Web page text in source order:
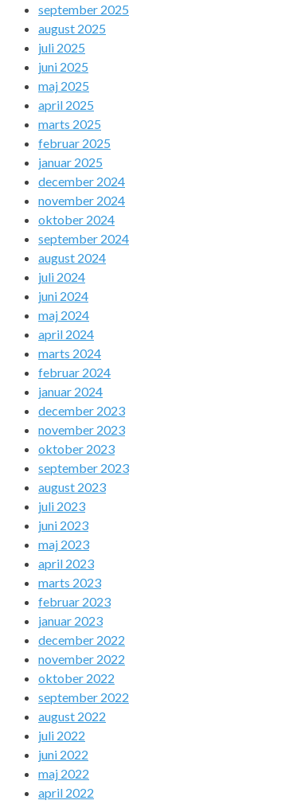
september 2025
august 2025
juli 2025
juni 2025
maj 2025
april 2025
marts 2025
februar 2025
januar 2025
december 2024
november 2024
oktober 2024
september 2024
august 2024
juli 2024
juni 2024
maj 2024
april 2024
marts 2024
februar 2024
januar 2024
december 2023
november 2023
oktober 2023
september 2023
august 2023
juli 2023
juni 2023
maj 2023
april 2023
marts 2023
februar 2023
januar 2023
december 2022
november 2022
oktober 2022
september 2022
august 2022
juli 2022
juni 2022
maj 2022
april 2022